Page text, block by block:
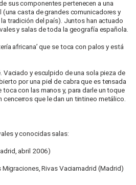
sus componentes pertenecen a una
(una casta de grandes comunicadores y
tradición del país). Juntos han actuado
y salas de toda la geografía española.
africana’ que se toca con palos y está
Vaciado y esculpido de una sola pieza de
por una piel de cabra que es tensada
toca con las manos y, para darle un toque
que le dan un tintineo metálico.
y conocidas salas:
abril 2006)
Migraciones, Rivas Vaciamadrid (Madrid)